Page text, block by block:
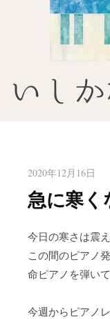
2020年12月16日
急に寒く
今日の寒さは震
この間のピアノ
命ピアノを弾い
今週からピアノ